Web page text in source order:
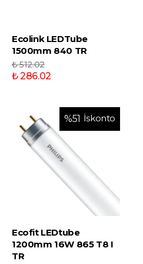
Ecolink LEDTube
1500mm 840 TR
₺ 512.02
₺ 286.02
%51 İskonto
Ecofit LEDtube
1200mm 16W 865 T8 I
TR